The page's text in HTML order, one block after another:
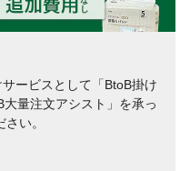
ービスとして「BtoB掛け
量注文アシスト」を承っ
い。